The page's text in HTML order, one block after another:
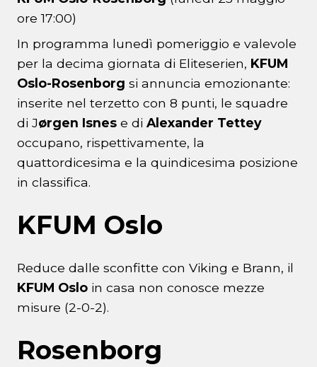
ore 17:00)
In programma lunedì pomeriggio e valevole
per la decima giornata di Eliteserien, KFUM
Oslo-Rosenborg si annuncia emozionante:
inserite nel terzetto con 8 punti, le squadre
di Jørgen Isnes e di Alexander Tettey
occupano, rispettivamente, la
quattordicesima e la quindicesima posizione
in classifica.
KFUM Oslo
Reduce dalle sconfitte con Viking e Brann, il
KFUM Oslo in casa non conosce mezze
misure (2-0-2).
Rosenborg